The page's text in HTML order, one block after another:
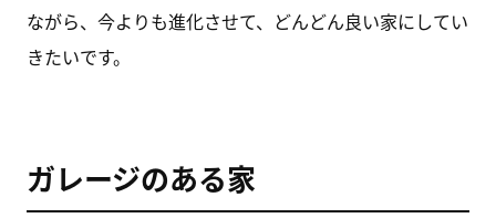
ながら、今よりも進化させて、どんどん良い家にしてい
きたいです。
ガレージのある家